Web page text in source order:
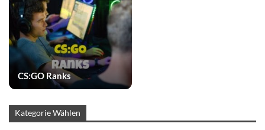
CS:GO Ranks
Kategorie Wählen